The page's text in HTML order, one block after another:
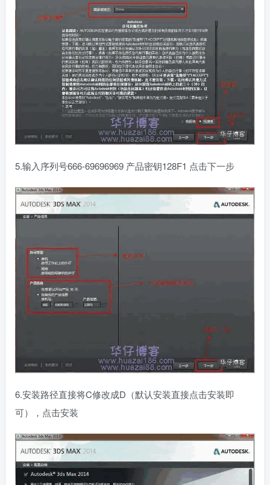
5.输入序列号666-69696969 产品密钥128F1 点击下一步
6.安装路径直接将C修改成D（默认安装直接点击安装即
可），点击安装